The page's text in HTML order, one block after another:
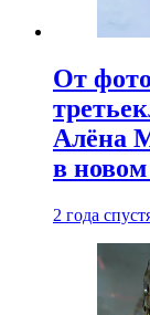
От
Алёна
в
2 года